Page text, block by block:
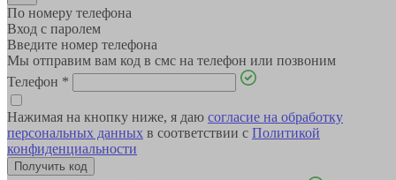
По номеру телефона
Вход с паролем
Введите номер телефона
Мы отправим вам код в смс на телефон или позвоним
Телефон *
Нажимая на кнопку ниже, я даю согласие на обработку
персональных данных в соответствии с Политикой
конфиденциальности